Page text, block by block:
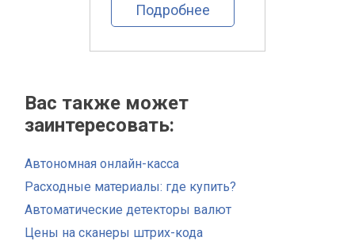
Подробнее
Вас также может
заинтересовать:
Автономная онлайн-касса
Расходные материалы: где купить?
Автоматические детекторы валют
Цены на сканеры штрих-кода